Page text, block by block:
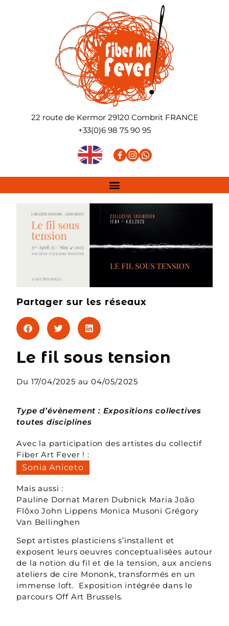
22 route de Kermor 29120 Combrit FRANCE
+33(0)6 98 75 90 95
Partager sur les réseaux
Le fil sous tension
Du 17/04/2025 au 04/05/2025
Type d’évènement : Expositions collectives
toutes disciplines
Avec la participation des artistes du collectif
Fiber Art Fever ! :
Sonia Aniceto
Mais aussi :
Pauline Dornat Maren Dubnick Maria João
Flôxo John Lippens Monica Musoni Grégory
Van Bellinghen
Sept artistes plasticiens s’installent et
exposent leurs oeuvres conceptualisées autour
de la notion du fil et de la tension, aux anciens
ateliers de cire Mononk, transformés en un
immense loft. Exposition intégrée dans le
parcours Off Art Brussels.